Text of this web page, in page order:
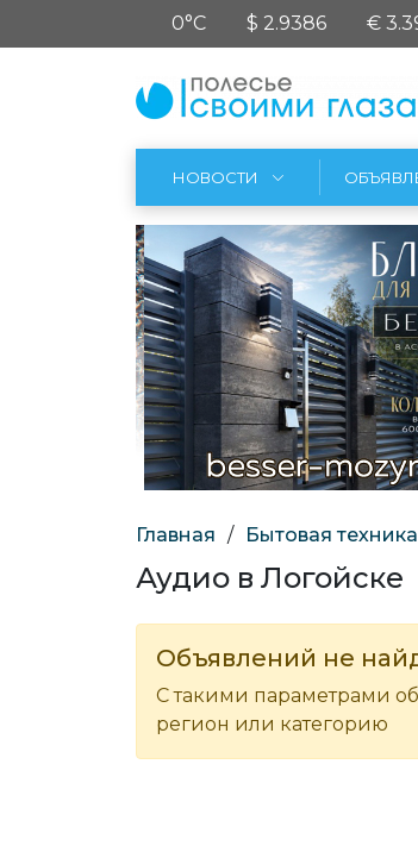
0°C $ 2.9386 €
НОВОСТИ
Главная / Бытовая
Аудио в Логойске
Объявлений не
С такими параметрами
регион или категорию